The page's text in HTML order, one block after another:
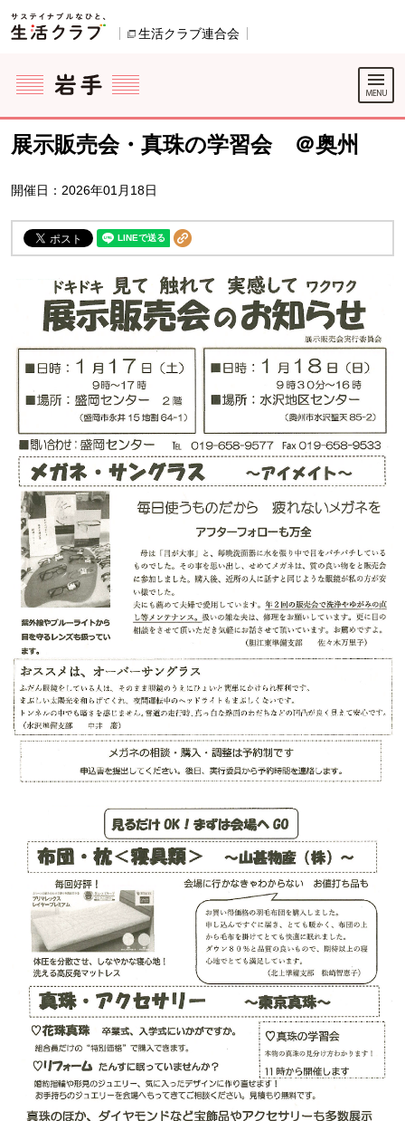
ページの先頭です。
生活クラブ連合会
ここからサイト内共通メニューです。
サイト内共通メニューをスキップする
サイト内共通メニューここまで。
展示販売会・真珠の学習会 ＠奥州
開催日：2026年01月18日